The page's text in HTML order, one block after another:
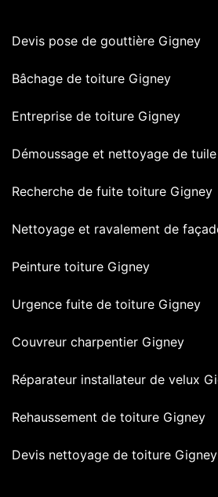
Devis pose de gouttière Gigney
Bâchage de toiture Gigney
Entreprise de toiture Gigney
Démoussage et nettoyage de
Recherche de fuite toiture Gigney
Nettoyage et ravalement de
Peinture toiture Gigney
Urgence fuite de toiture Gigney
Couvreur charpentier Gigney
Réparateur installateur de velux
Rehaussement de toiture Gigney
Devis nettoyage de toiture Gigney